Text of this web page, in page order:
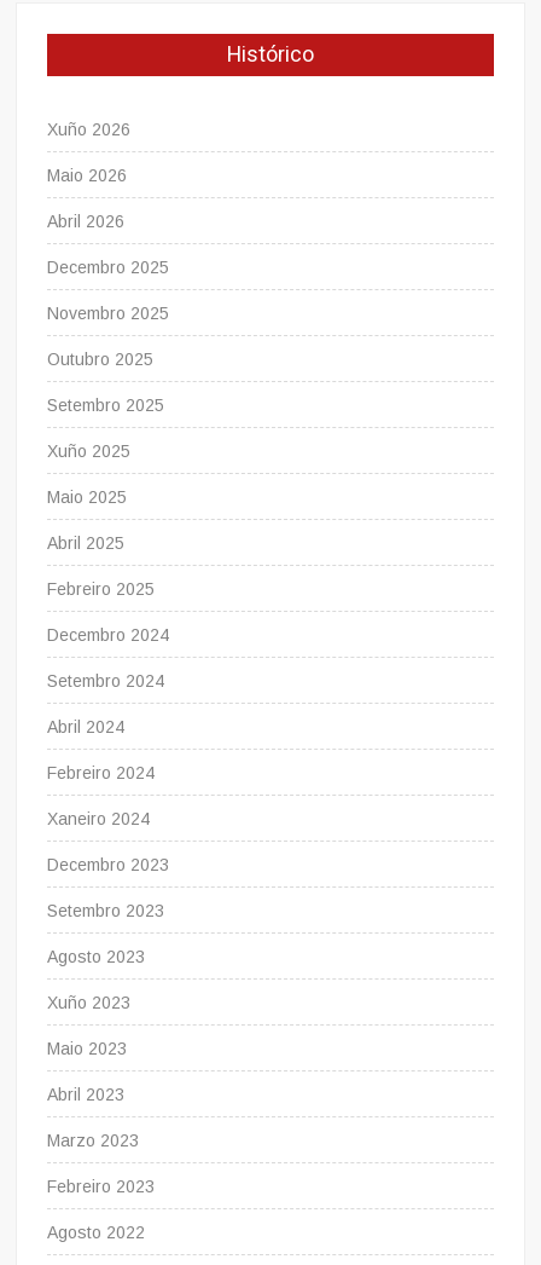
Histórico
Xuño 2026
Maio 2026
Abril 2026
Decembro 2025
Novembro 2025
Outubro 2025
Setembro 2025
Xuño 2025
Maio 2025
Abril 2025
Febreiro 2025
Decembro 2024
Setembro 2024
Abril 2024
Febreiro 2024
Xaneiro 2024
Decembro 2023
Setembro 2023
Agosto 2023
Xuño 2023
Maio 2023
Abril 2023
Marzo 2023
Febreiro 2023
Agosto 2022